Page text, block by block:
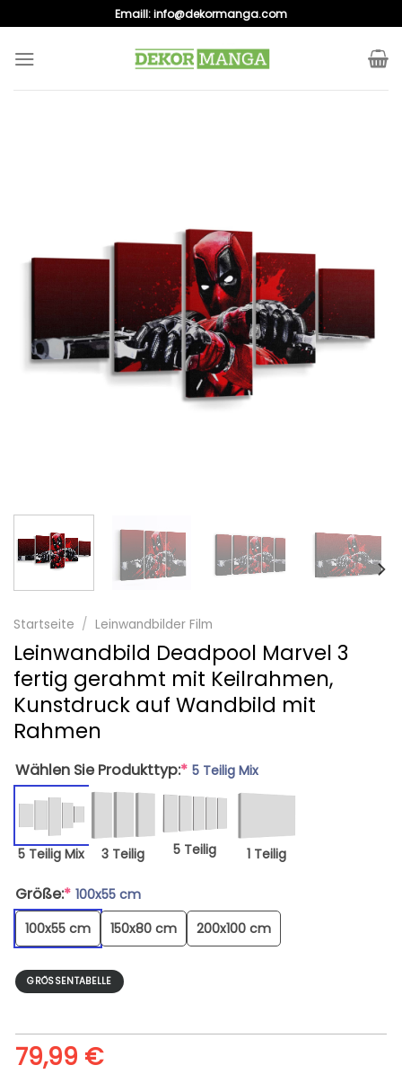
to
content
Emaill:info@dekormanga.com
Startseite / Leinwandbilder Film
Leinwandbild Deadpool Marvel 3
fertig gerahmt mit Keilrahmen,
Kunstdruck auf Wandbild mit
Rahmen
Wählen Sie Produkttyp:* 5 Teilig Mix
5 Teilig Mix 3 Teilig 5 Teilig 1 Teilig
Größe:* 100x55 cm
100x55 cm
150x80 cm 200x100 cm
GRÖSSENTABELLE
79,99 €